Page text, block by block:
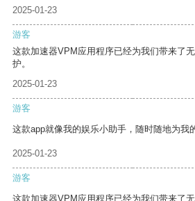
2025-01-23
游客
这款加速器VPM应用程序已经为我们带来了
护。
2025-01-23
游客
这款app就像我的娱乐小助手，随时随地为我
2025-01-23
游客
这款加速器VPM应用程序已经为我们带来了